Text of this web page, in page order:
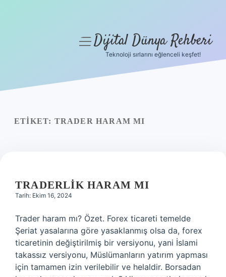
Yasal Uyarı
menüyüDijital Dünya Rehberi
Teknoloji sırlarını eğlenceli keşfet!
ETIKET: TRADER HARAM MI
TRADERLIK HARAM MI
Tarih: Ekim 16, 2024
Trader haram mı? Özet. Forex ticareti temelde
Şeriat yasalarına göre yasaklanmış olsa da, forex
ticaretinin değiştirilmiş bir versiyonu, yani İslami
takassız versiyonu, Müslümanların yatırım yapması
için tamamen izin verilebilir ve helaldir. Borsadan